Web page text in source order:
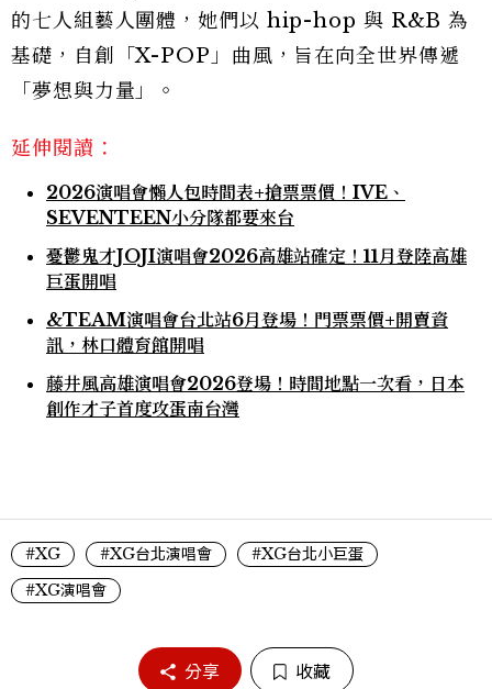
的七人組藝人團體，她們以 hip-hop 與 R&B 為
基礎，自創「X-POP」曲風，旨在向全世界傳遞
「夢想與力量」。
延伸閱讀：
2026演唱會懶人包時間表+搶票票價！IVE、
SEVENTEEN小分隊都要來台
憂鬱鬼才JOJI演唱會2026高雄站確定！11月登陸高雄
巨蛋開唱
&TEAM演唱會台北站6月登場！門票票價+開賣資
訊，林口體育館開唱
藤井風高雄演唱會2026登場！時間地點一次看，日本
創作才子首度攻蛋南台灣
#XG #XG台北演唱會
#XG台北小巨蛋
#XG演唱會
分享 收藏